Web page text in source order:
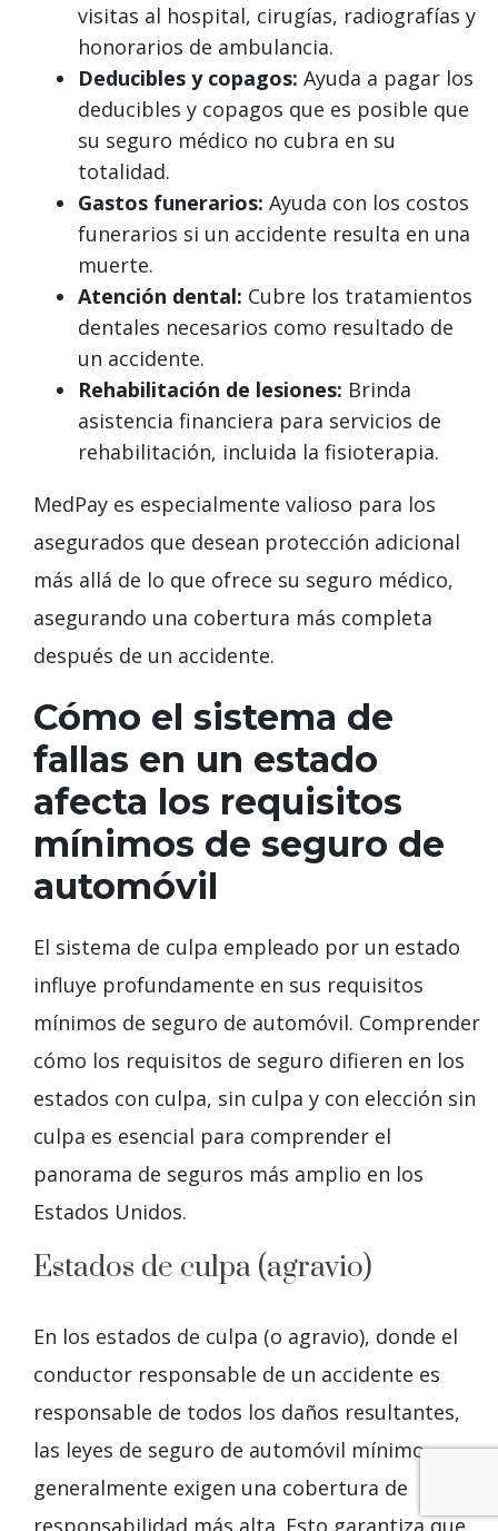
visitas al hospital, cirugías, radiografías y
honorarios de ambulancia.
Deducibles y copagos: Ayuda a pagar los
deducibles y copagos que es posible que
su seguro médico no cubra en su
totalidad.
Gastos funerarios: Ayuda con los costos
funerarios si un accidente resulta en una
muerte.
Atención dental: Cubre los tratamientos
dentales necesarios como resultado de
un accidente.
Rehabilitación de lesiones: Brinda
asistencia financiera para servicios de
rehabilitación, incluida la fisioterapia.
MedPay es especialmente valioso para los
asegurados que desean protección adicional
más allá de lo que ofrece su seguro médico,
asegurando una cobertura más completa
después de un accidente.
Cómo el sistema de
fallas en un estado
afecta los requisitos
mínimos de seguro de
automóvil
El sistema de culpa empleado por un estado
influye profundamente en sus requisitos
mínimos de seguro de automóvil. Comprender
cómo los requisitos de seguro difieren en los
estados con culpa, sin culpa y con elección sin
culpa es esencial para comprender el
panorama de seguros más amplio en los
Estados Unidos.
Estados de culpa (agravio)
En los estados de culpa (o agravio), donde el
conductor responsable de un accidente es
responsable de todos los daños resultantes,
las leyes de seguro de automóvil mínimo
generalmente exigen una cobertura de
responsabilidad más alta. Esto garantiza que